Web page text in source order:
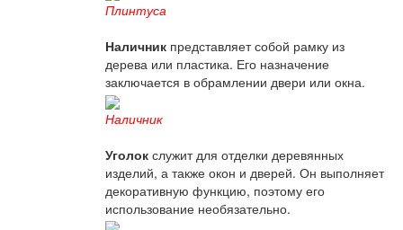
Плинтуса
Наличник представляет собой рамку из
дерева или пластика. Его назначение
заключается в обрамлении двери или окна.
Наличник
Уголок служит для отделки деревянных
изделий, а также окон и дверей. Он выполняет
декоративную функцию, поэтому его
использование необязательно.